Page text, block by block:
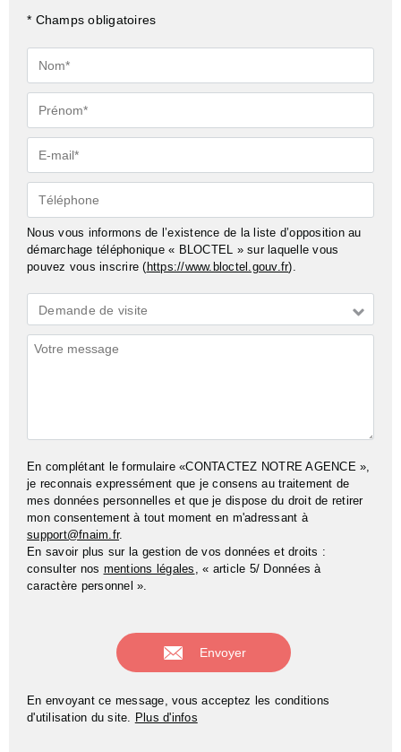
* Champs obligatoires
Nom*
Prénom*
E-
mail*
Téléphone
Nous vous informons de l’existence de la liste d’opposition au
démarchage téléphonique « BLOCTEL » sur laquelle vous
pouvez vous inscrire ( https://www.bloctel.gouv.fr).
Demande
*
Demande de visite
Commentaires
En complétant le formulaire «CONTACTEZ NOTRE AGENCE »,
je reconnais expressément que je consens au traitement de
mes données personnelles et que je dispose du droit de retirer
mon consentement à tout moment en m'adressant à
support@fnaim.fr.
En savoir plus sur la gestion de vos données et droits :
consulter nos mentions légales , « article 5/ Données à
caractère personnel ».
En envoyant ce message, vous acceptez les conditions
d'utilisation du site.
Plus d'infos